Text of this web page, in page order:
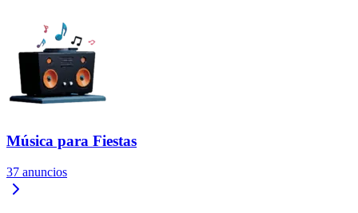
Música para Fiestas
37 anuncios